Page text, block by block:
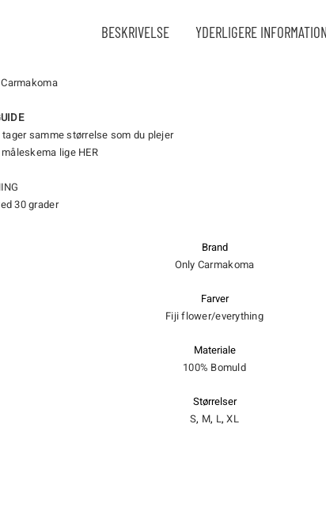
BESKRIVELSE YDERLIGERE INFORMATION
samme størrelse som du plejer
lige HER
30 grader
Brand
Only Carmakoma
Farver
Fiji flower/everything
Materiale
100% Bomuld
Størrelser
S, M, L,XL